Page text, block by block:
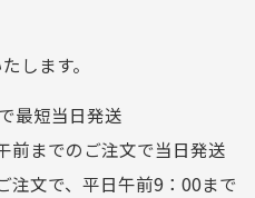
します。
最短当日発送
前までのご注文で当日発送
注文で、平日午前9：00まで